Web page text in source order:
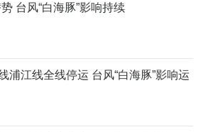
台风“白海豚”影响持续
浦江线全线停运 台风“白海豚”影响运